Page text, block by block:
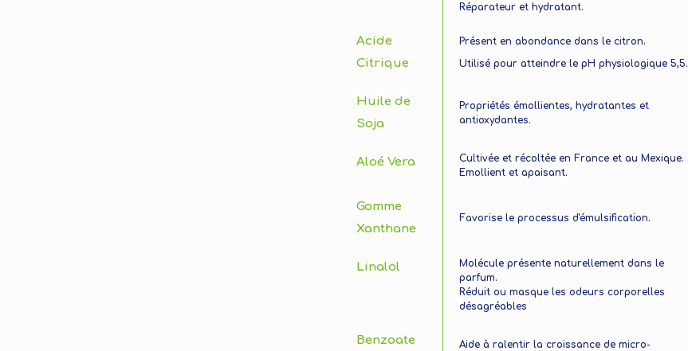
Réparateur et hydratant.
Acide
Citrique
Présent en abondance dans le citron.
Utilisé pour atteindre le pH physiologique 5,5.
Huile de
Soja
Propriétés émollientes, hydratantes et
antioxydantes.
Aloé Vera
Cultivée et récoltée en France et au Mexique.
Emollient et apaisant.
Gomme
Xanthane
Favorise le processus d'émulsification.
Linalol
Molécule présente naturellement dans le
parfum.
Réduit ou masque les odeurs corporelles
désagréables
Benzoate
Aide à ralentir la croissance de micro-